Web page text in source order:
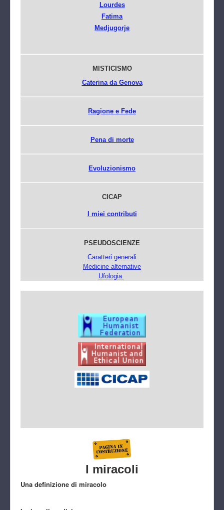
Lourdes
Fatima
Medjugorje
MISTICISMO
Caterina da Genova
Ragione e Fede
Pena di morte
Evoluzionismo
CICAP
I miei contributi
PSEUDOSCIENZE
Caratteri generali
Medicine alternative
Ufologia
I miracoli
Una definizione di miracolo